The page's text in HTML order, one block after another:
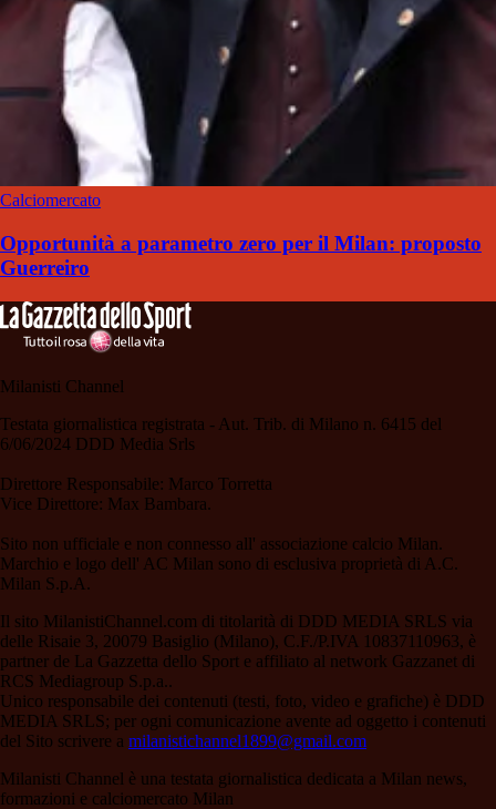
Calciomercato
Opportunità a parametro zero per il Milan: proposto
Guerreiro
Milanisti Channel
Testata giornalistica registrata - Aut. Trib. di Milano n. 6415 del
6/06/2024 DDD Media Srls
Direttore Responsabile: Marco Torretta
Vice Direttore: Max Bambara.
Sito non ufficiale e non connesso all' associazione calcio Milan.
Marchio e logo dell' AC Milan sono di esclusiva proprietà di A.C.
Milan S.p.A.
Il sito MilanistiChannel.com di titolarità di DDD MEDIA SRLS via
delle Risaie 3, 20079 Basiglio (Milano), C.F./P.IVA 10837110963, è
partner de La Gazzetta dello Sport e affiliato al network Gazzanet di
RCS Mediagroup S.p.a..
Unico responsabile dei contenuti (testi, foto, video e grafiche) è DDD
MEDIA SRLS; per ogni comunicazione avente ad oggetto i contenuti
del Sito scrivere a milanistichannel1899@gmail.com
Milanisti Channel è una testata giornalistica dedicata a Milan news,
formazioni e calciomercato Milan